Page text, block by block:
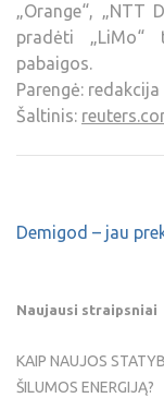
„Orange“, „NTT
pradėti „LiMo“
pabaigos.
Parengė: redakcija
Šaltinis:
Demigod – jau
Naujausi straipsniai
KAIP NAUJOS
ŠILUMOS ENERGIJĄ?